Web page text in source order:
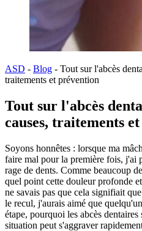
ASD - Blog - Tout sur l'abcès
traitements et prévention
Tout sur l'abcès
causes, traitements
Soyons honnêtes : lorsque ma
faire mal pour la première fois, j'ai
rage de dents. Comme beaucoup
quel point cette douleur profonde
ne savais pas que cela signifiait
le recul, j'aurais aimé que
étape, pourquoi les abcès
situation peut s'aggraver